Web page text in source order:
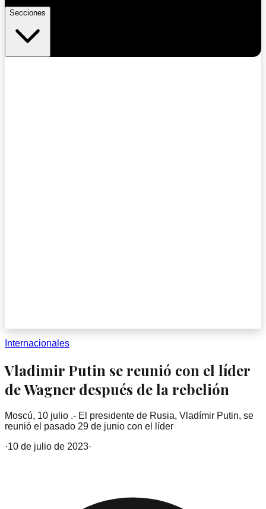
Secciones
Internacionales
Vladimir Putin se reunió con el líder
de Wagner después de la rebelión
Moscú, 10 julio .- El presidente de Rusia, Vladímir Putin, se
reunió el pasado 29 de junio con el líder
·10 de julio de 2023·